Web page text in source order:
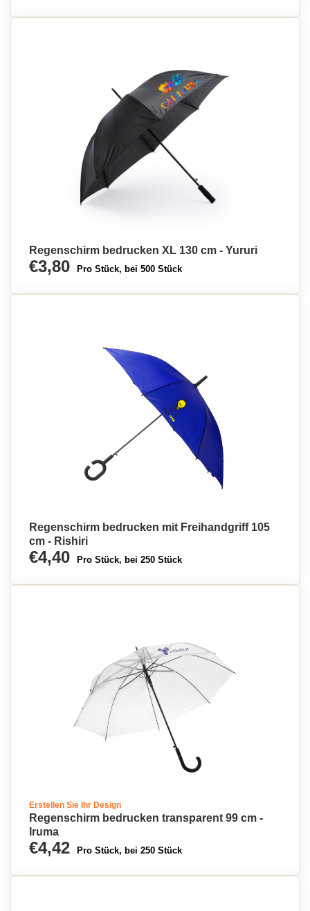
Regenschirm bedrucken XL 130 cm - Yururi
€3,80 Pro Stück, bei 500 Stück
Regenschirm bedrucken mit Freihandgriff 105
cm - Rishiri
€4,40 Pro Stück, bei 250 Stück
Erstellen Sie Ihr Design
Regenschirm bedrucken transparent 99 cm -
Iruma
€4,42 Pro Stück, bei 250 Stück